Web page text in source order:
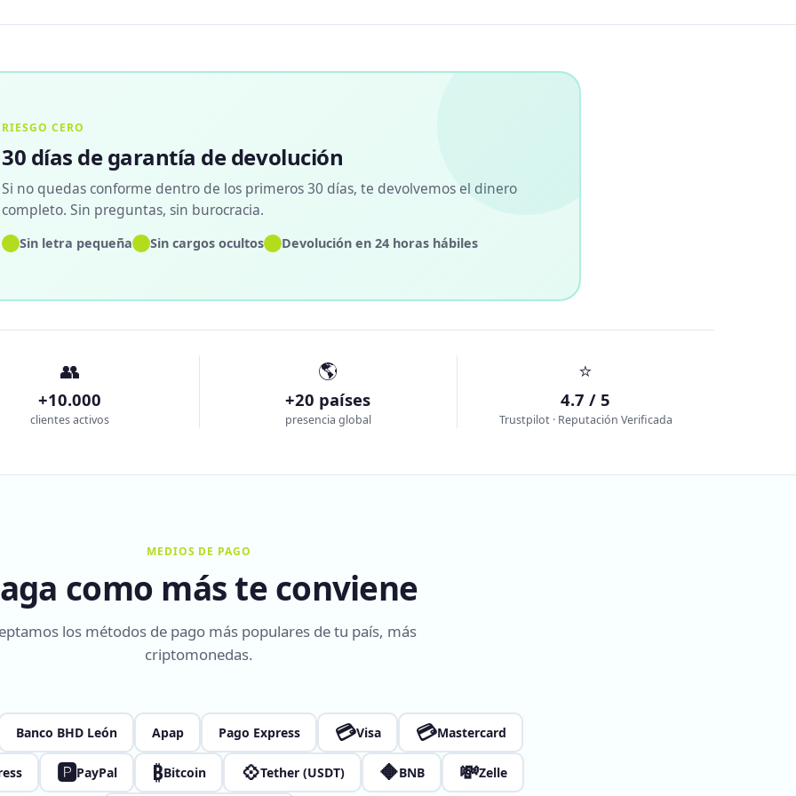
RIESGO CERO
30 días de garantía de devolución
Si no quedas conforme dentro de los primeros 30 días, te devolvemos el dinero
completo. Sin preguntas, sin burocracia.
✓Sin letra pequeña ✓Sin cargos ocultos✓ Devolución en 24 horas hábiles
👥
+10.000
clientes activos
🌎
+20 países
presencia global
⭐
4.7 / 5
Trustpilot · Reputación Verificada
MEDIOS DE PAGO
como más te conviene
los métodos de pago más populares de tu país, más
criptomonedas.
Banco BHD León Apap Pago Express 💳Visa 💳Mastercard
🅿PayPal ₿Bitcoin 💠Tether (USDT) 🔶BNB 💸Zelle